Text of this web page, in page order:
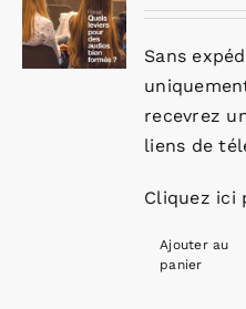
Sans
recevrez
liens de
Cliquez ici
Ajouter au
panier